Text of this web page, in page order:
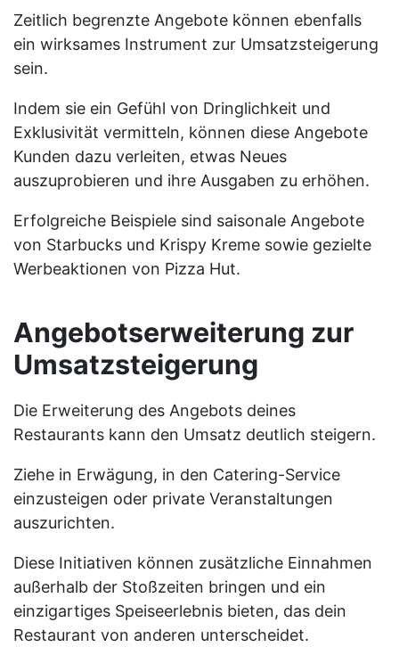
Zeitlich begrenzte Angebote können ebenfalls
ein wirksames Instrument zur Umsatzsteigerung
sein.
Indem sie ein Gefühl von Dringlichkeit und
Exklusivität vermitteln, können diese Angebote
Kunden dazu verleiten, etwas Neues
auszuprobieren und ihre Ausgaben zu erhöhen.
Erfolgreiche Beispiele sind saisonale Angebote
von Starbucks und Krispy Kreme sowie gezielte
Werbeaktionen von Pizza Hut.
Angebotserweiterung zur
Umsatzsteigerung
Die Erweiterung des Angebots deines
Restaurants kann den Umsatz deutlich steigern.
Ziehe in Erwägung, in den Catering-Service
einzusteigen oder private Veranstaltungen
auszurichten.
Diese Initiativen können zusätzliche Einnahmen
außerhalb der Stoßzeiten bringen und ein
einzigartiges Speiseerlebnis bieten, das dein
Restaurant von anderen unterscheidet.